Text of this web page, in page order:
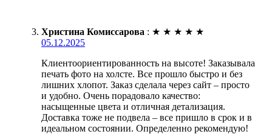
Христина Комиссарова : ★ ★ ★ ★ ★
05.12.2025
Клиентоориентированность на высоте! Заказывала
печать фото на холсте. Все прошло быстро и без
лишних хлопот. Заказ сделала через сайт – просто
и удобно. Очень порадовало качество:
насыщенные цвета и отличная детализация.
Доставка тоже не подвела – все пришло в срок и в
идеальном состоянии. Определенно рекомендую!